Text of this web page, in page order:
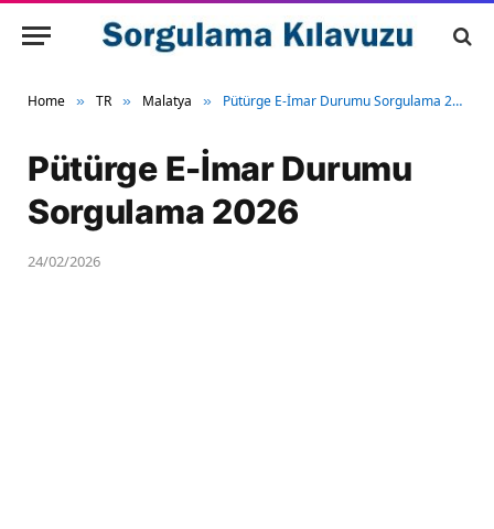
Home » TR » Malatya » Pütürge E-İmar Durumu Sorgulama 2026
Pütürge E-İmar Durumu
Sorgulama 2026
24/02/2026